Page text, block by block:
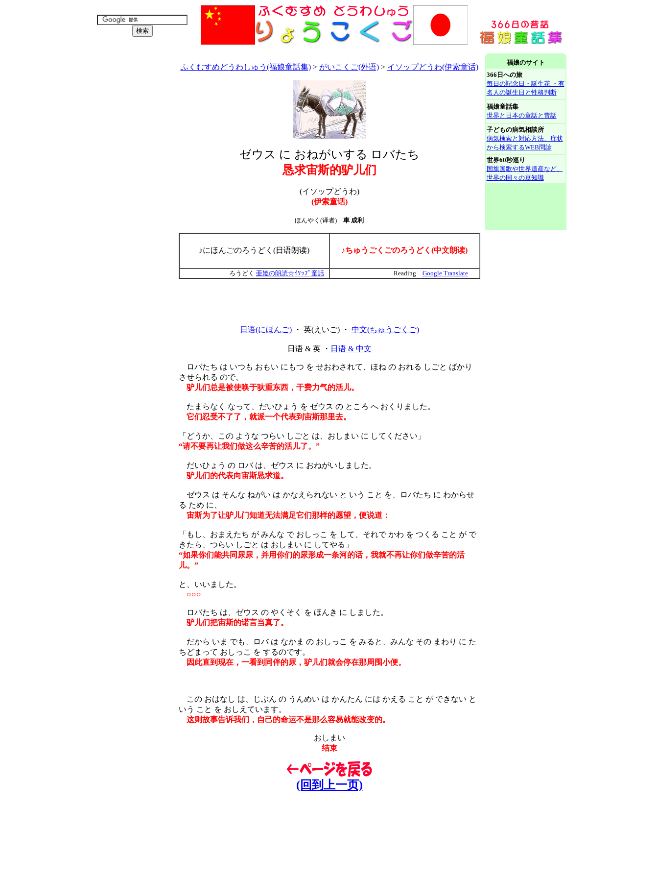
ふくむすめどうわしゅう(福娘童話集)> がいこくご(外语)> イソップどうわ(伊索童话)
ゼウス に おねがいする ロバたち
恳求宙斯的驴儿们
(イソップどうわ)
(伊索童话)
ほんやく(译者) 車 成利
♪にほんごのろうどく(日语朗读) ♪ちゅうごくごのろうどく(中文朗读)
ろうどく 亜姫の朗読☆ｲｿｯﾌﾟ童話 Reading Google Translate
日语(にほんご)・ 英(えいご) ・ 中文(ちゅうごくご)
日语 & 英 ・ 日语 & 中文
ロバたち は いつも おもい にもつ を せおわされて、ほね の おれる しごと ばかり
させられる ので、
驴儿们总是被使唤于驮重东西，干费力气的活儿。
たまらなく なって、だいひょう を ゼウス の ところ へ おくりました。
它们忍受不了了，就派一个代表到宙斯那里去。
「どうか、この ような つらい しごと は、おしまい に してください」
“请不要再让我们做这么辛苦的活儿了。”
だいひょう の ロバ は、ゼウス に おねがいしました。
驴儿们的代表向宙斯恳求道。
ゼウス は そんな ねがい は かなえられない と いう こと を、ロバたち に わからせ
る ため に、
宙斯为了让驴儿门知道无法满足它们那样的愿望，便说道：
「もし、おまえたち が みんな で おしっこ を して、それで かわ を つくる こと が で
きたら、つらい しごと は おしまい に してやる」
“如果你们能共同尿尿，并用你们的尿形成一条河的话，我就不再让你们做辛苦的活
儿。”
と、いいました。
○○○
ロバたち は、ゼウス の やくそく を ほんき に しました。
驴儿们把宙斯的诺言当真了。
だから いま でも、ロバ は なかま の おしっこ を みると、みんな その まわり に た
ちどまって おしっこ を するのです。
因此直到现在，一看到同伴的尿，驴儿们就会停在那周围小便。
この おはなし は、じぶん の うんめい は かんたん には かえる こと が できない と
いう こと を おしえています。
这则故事告诉我们，自己的命运不是那么容易就能改变的。
おしまい
结束
(回到上一页)
福娘のサイト
366日への旅
毎日の記念日・誕生花 ・有
名人の誕生日と性格判断
福娘童話集
世界と日本の童話と昔話
子どもの病気相談所
病気検索と対応方法、症状
から検索するWEB問診
世界60秒巡り
国旗国歌や世界遺産など、
世界の国々の豆知識